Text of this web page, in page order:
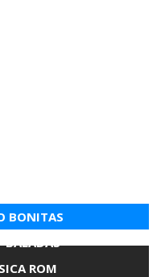
BONITAS
BALADAS
ROM